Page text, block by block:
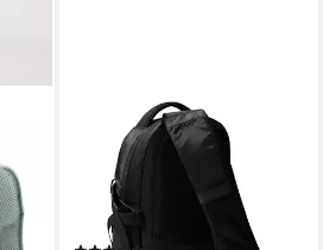
THE NORTH FACE
Umhängetasche Borealis
Umhängetasche, mit Bungee-
Aufbewahrungssystem, mit
separater Trinkflaschentasche